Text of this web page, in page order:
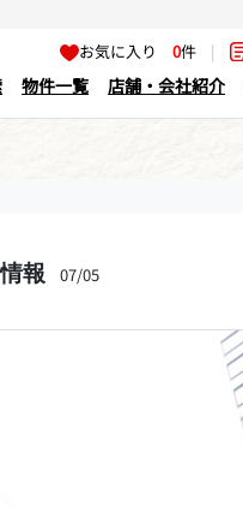
お気に入り0件 |
物件一覧 店舗・会社紹介
報 07/05